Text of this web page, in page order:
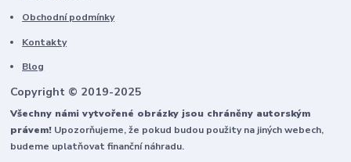
Obchodní podmínky
Kontakty
Blog
Copyright © 2019-2025
Všechny námi vytvořené obrázky jsou chráněny autorským
právem! Upozorňujeme, že pokud budou použity na jiných webech,
budeme uplatňovat finanční náhradu.